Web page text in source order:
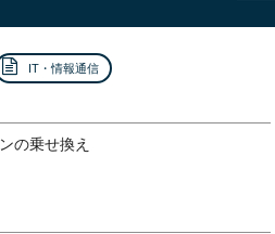
IT・情報通信
の乗せ換え